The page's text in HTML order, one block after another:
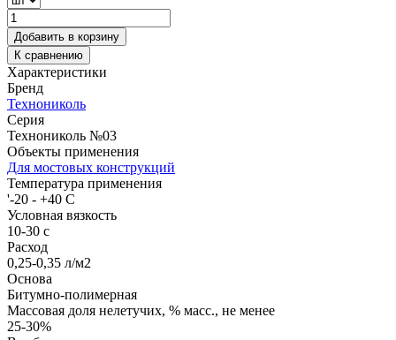
Добавить в корзину
К сравнению
Характеристики
Бренд
Технониколь
Серия
Технониколь №03
Объекты применения
Для мостовых конструкций
Температура применения
'-20 - +40 C
Условная вязкость
10-30 с
Расход
0,25-0,35 л/м2
Основа
Битумно-полимерная
Массовая доля нелетучих, % масс., не менее
25-30%